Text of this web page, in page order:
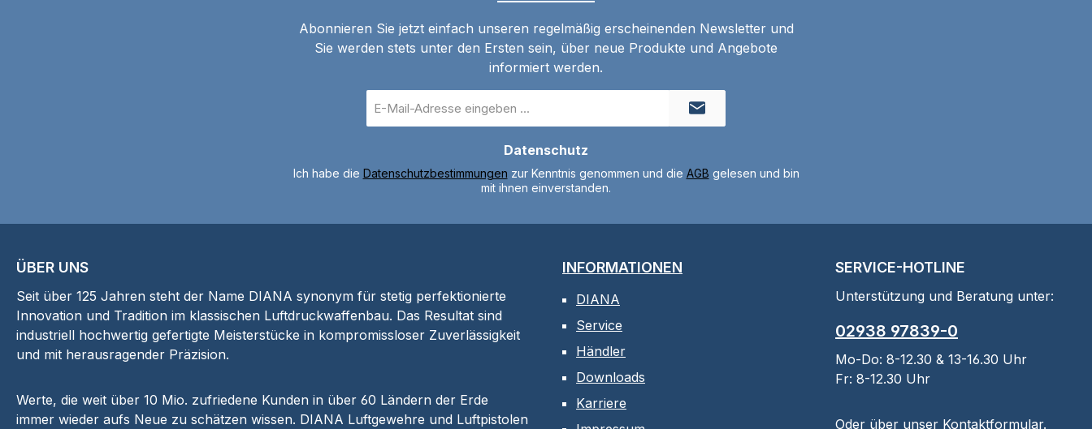
Abonnieren Sie jetzt einfach unseren regelmäßig erscheinenden Newsletter und
Sie werden stets unter den Ersten sein, über neue Produkte und Angebote
informiert werden.
Mail-
Datenschutz
Ich habe die Datenschutzbestimmungen zur Kenntnis genommen und die AGB gelesen und bin
mit ihnen einverstanden.
ÜBER UNS
Seit über 125 Jahren steht der Name DIANA synonym für stetig perfektionierte
Innovation und Tradition im klassischen Luftdruckwaffenbau. Das Resultat sind
industriell hochwertig gefertigte Meisterstücke in kompromissloser Zuverlässigkeit
und mit herausragender Präzision.
Werte, die weit über 10 Mio. zufriedene Kunden in über 60 Ländern der Erde
immer wieder aufs Neue zu schätzen wissen. DIANA Luftgewehre und Luftpistolen
INFORMATIONEN
DIANA
Service
Händler
Downloads
Karriere
SERVICE-HOTLINE
Unterstützung und Beratung unter:
02938 97839-0
Mo-Do: 8-12.30 & 13-16.30 Uhr
Fr: 8-12.30 Uhr
Oder über unser Kontaktformular.